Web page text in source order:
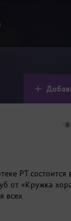
РТ состоится
от «Кружка
всех